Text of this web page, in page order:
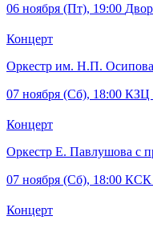
06 ноября (Пт), 19:00
Концерт
Оркестр им. Н.П.
07 ноября (Сб), 18:00 КЗЦ
Концерт
Оркестр Е. Павлушова с
07 ноября (Сб), 18:00 КСК
Концерт